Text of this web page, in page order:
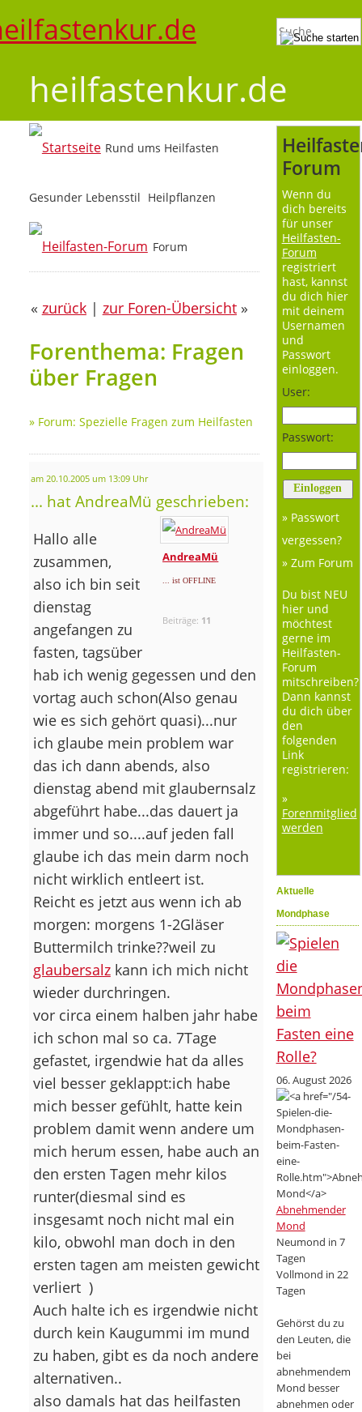
heilfastenkur.de
Forum
Wenn du
dich bereits
für unser
Heilfasten-
Forum
registriert
hast, kannst
du dich hier
mit deinem
Usernamen
und
Passwort
einloggen.
User:
Passwort:
» Passwort
vergessen?
» Zum Forum
Du bist NEU
hier und
möchtest
gerne im
Heilfasten-
Forum
mitschreiben?
Dann kannst
du dich über
den
folgenden
Link
registrieren:
»
Forenmitglied
werden
Aktuelle
Mondphase
06. August 2026
Abnehmender
Mond
Neumond in 7
Tagen
Vollmond in 22
Tagen
Gehörst du zu
den Leuten, die
bei
abnehmendem
Mond besser
abnehmen oder
Rund ums Heilfasten
Gesunder Lebensstil Heilpflanzen
Forum
« zurück| zur Foren-Übersicht»
Forenthema: Fragen
über Fragen
» Forum: Spezielle Fragen zum Heilfasten
am 20.10.2005 um 13:09 Uhr
... hat AndreaMü geschrieben:
AndreaMü
... ist OFFLINE
Beiträge: 11
Hallo alle
zusammen,
also ich bin seit
dienstag
angefangen zu
fasten, tagsüber
hab ich wenig gegessen und den
vortag auch schon(Also genau
wie es sich gehört quasi)...nur
ich glaube mein problem war
das ich dann abends, also
dienstag abend mit glaubernsalz
abgeführt habe...das dauert ja
immer und so....auf jeden fall
glaube ich das mein darm noch
nicht wirklich entleert ist.
Reicht es jetzt aus wenn ich ab
morgen: morgens 1-2Gläser
Buttermilch trinke??weil zu
glaubersalzkann ich mich nicht
wieder durchringen.
vor circa einem halben jahr habe
ich schon mal so ca. 7Tage
gefastet, irgendwie hat da alles
viel besser geklappt:ich habe
mich besser gefühlt, hatte kein
problem damit wenn andere um
mich herum essen, habe auch an
den ersten Tagen mehr kilos
runter(diesmal sind es
insgesamt noch nicht mal ein
kilo, obwohl man doch in den
ersten tagen am meisten gewicht
verliert )
Auch halte ich es irgendwie nicht
durch kein Kaugummi im mund
zu haben, gibt es da noch andere
alternativen..
also damals hat das heilfasten